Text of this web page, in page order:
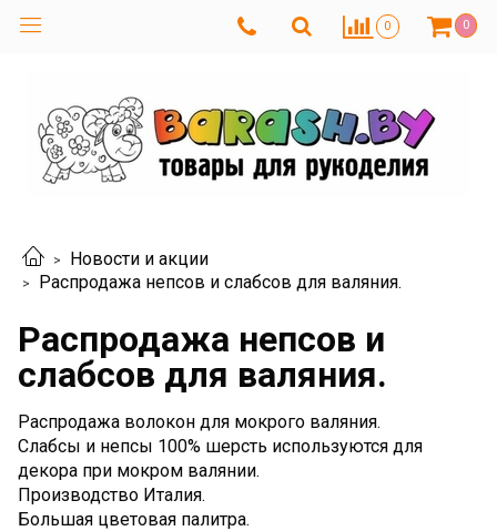
0 0
Новости и акции
Распродажа непсов и слабсов для валяния.
Распродажа непсов и
слабсов для валяния.
Распродажа волокон для мокрого валяния.
Слабсы и непсы 100% шерсть используются для
декора при мокром валянии.
Производство Италия.
Большая цветовая палитра.